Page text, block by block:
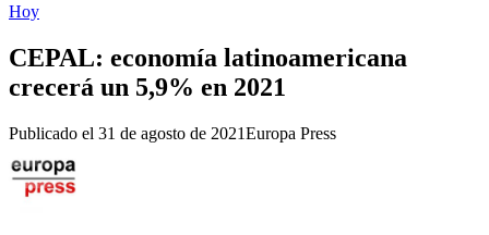
Hoy
CEPAL: economía latinoamericana
crecerá un 5,9% en 2021
Publicado el 31 de agosto de 2021Europa Press